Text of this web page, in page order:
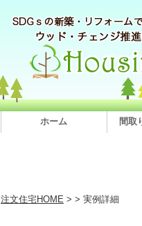
ホーム 間取
注文住宅HOME > > 実例詳細